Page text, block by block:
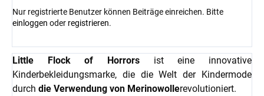
Nur registrierte Benutzer können Beiträge einreichen. Bitte
einloggen oder registrieren.
Little Flock of Horrors ist eine innovative
Kinderbekleidungsmarke, die die Welt der Kindermode
durch die Verwendung von Merinowollerevolutioniert.